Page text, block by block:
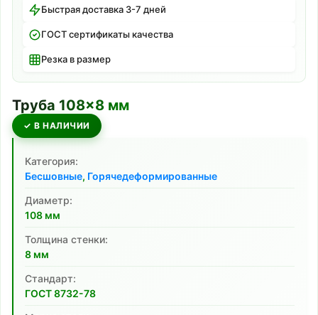
Быстрая доставка 3-7 дней
ГОСТ сертификаты качества
Резка в размер
Труба 108×8 мм
✓ В НАЛИЧИИ
Категория:
Бесшовные, Горячедеформированные
Диаметр:
108 мм
Толщина стенки:
8 мм
Cтандарт:
ГОСТ 8732-78